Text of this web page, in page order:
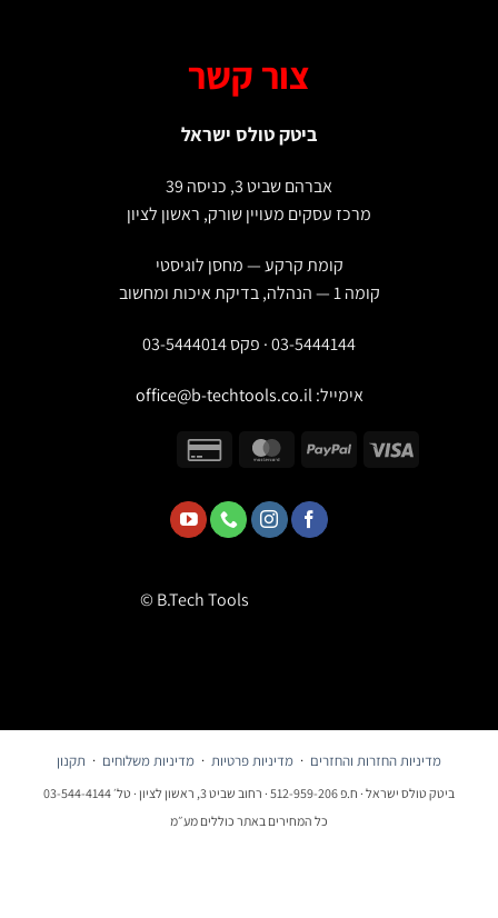
צור קשר
ביטק טולס ישראל
אברהם שביט 3, כניסה 39
מרכז עסקים מעויין שורק, ראשון לציון
קומת קרקע — מחסן לוגיסטי
03-5444144 · פקס 03-5444014
אימייל:office@b-techtools.co.il
© B.Tech Tools
מדיניות החזרות והחזרים ·מדיניות פרטיות·מדיניות משלוחים·תקנון
ביטק טולס ישראל · ח.פ 512-959-206 · רחוב שביט 3, ראשון לציון · טל׳ 03-544-4144
כל המחירים באתר כוללים מע״מ